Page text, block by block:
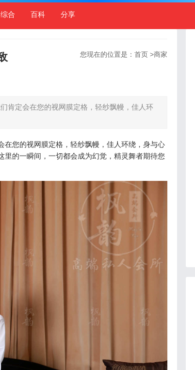
综合 百科 分享
您现在的位置是： 首页 >商家
肯定会在您的视网膜定格，轻纱飘幔，佳人环
在您的视网膜定格，轻纱飘幔，佳人环绕，身与心
的一瞬间，一切都会成为幻觉，精灵舞者期待您